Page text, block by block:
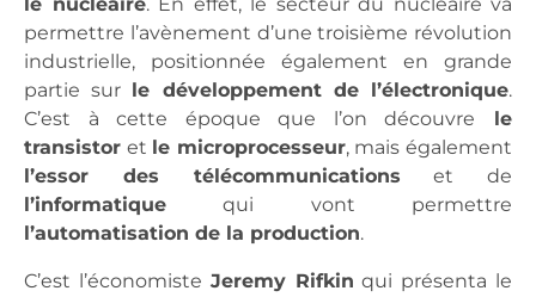
le nucléaire. En effet, le secteur du nucléaire va
permettre l’avènement d’une troisième révolution
industrielle, positionnée également en grande
partie sur
le développement de l’électronique.
C’est à cette époque que l’on découvre le
transistor et le microprocesseur, mais également
l’essor des télécommunications et de
l’informatique qui vont permettre
l’automatisation de la production.
C’est l’économiste Jeremy Rifkin qui présenta le